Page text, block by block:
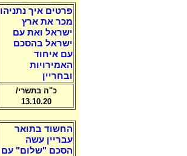
פרטים איך נתניהו
מכר את ארץ
ישראל ואת עם
ישראל בהסכם
עם איחוד
האמירויות
ובחריין
כ"ה בתשרי/
13.10.20
החשוד בתואר
עבריין עשה
הסכם "שלום" עם